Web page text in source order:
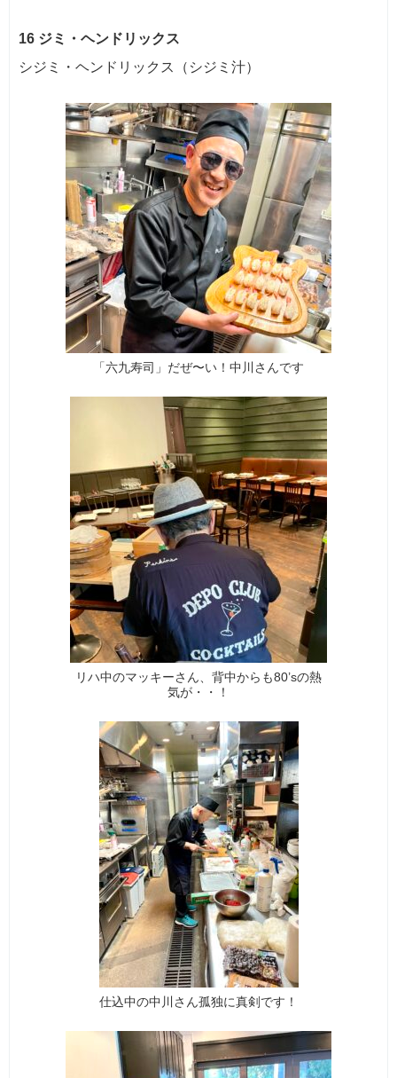
16 ジミ・ヘンドリックス
シジミ・ヘンドリックス（シジミ汁）
「六九寿司」だぜ〜い！中川さんです
リハ中のマッキーさん、背中からも80’sの熱
気が・・！
仕込中の中川さん孤独に真剣です！